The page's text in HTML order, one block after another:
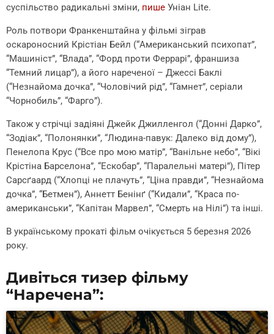
суспільство радикальні зміни, пише Уніан Lite.
Роль потвори Франкенштайна у фільмі зіграв
оскароносний Крістіан Бейл (“Американський психопат”,
“Машиніст”, “Влада”, “Форд проти Феррарі”, франшиза
“Темний лицар”), а його нареченої – Джессі Баклі
(“Незнайома дочка”, “Чоловічий рід”, “Гамнет”, серіали
“Чорнобиль”, “Фарго”).
Також у стрічці задіяні Джейк Джилленгол (“Донні Дарко”,
“Зодіак”, “Полонянки”, “Людина-павук: Далеко від дому”),
Пенелопа Крус (“Все про мою матір”, “Ванільне небо”, “Вікі
Крістіна Барселона”, “Ескобар”, “Паралельні матері”), Пітер
Сарсґаард (“Хлопці не плачуть”, “Ціна правди”, “Незнайома
дочка”, “Бетмен”), Аннетт Бенінґ (“Кидали”, “Краса по-
американськи”, “Капітан Марвел”, “Смерть на Нілі”) та інші.
В українському прокаті фільм очікується 5 березня 2026
року.
Дивіться тизер фільму
“Наречена”: